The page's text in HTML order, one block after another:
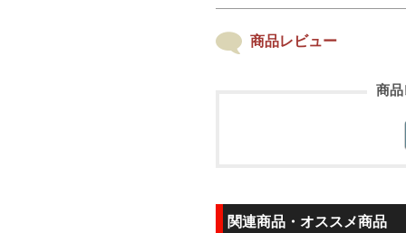
商品レビュー
商品
関連商品・オススメ商品